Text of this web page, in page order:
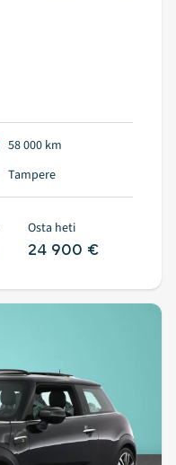
58 000 km
Tampere
Osta heti
24 900 €